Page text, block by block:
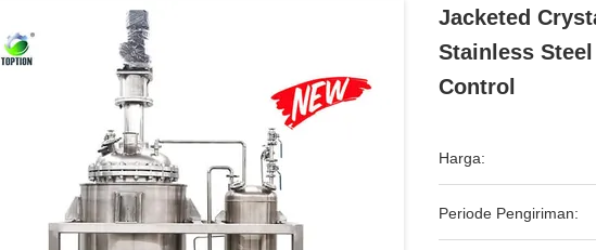
Jacketed
Stainless
Control
Harga:
Periode Pengiriman: